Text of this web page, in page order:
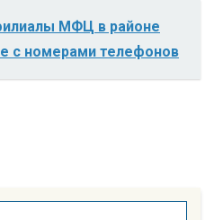
МФЦ в районе
с номерами телефонов
SEARCH